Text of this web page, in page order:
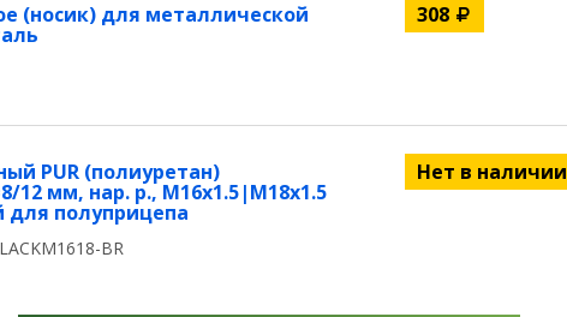
(носик) для металлической 308
PUR (полиуретан)
12 мм, нар. р., M16x1.5|M18x1.5
для полуприцепа
BR
Нет в наличии